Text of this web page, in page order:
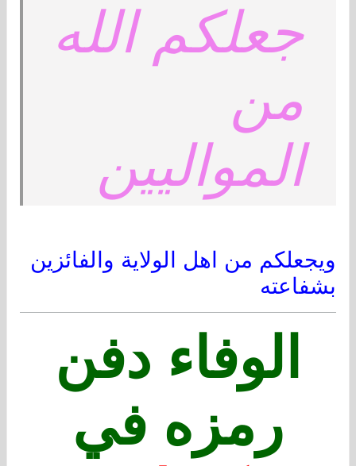
جعلكم الله
من
المواليين
ويجعلكم من اهل الولاية والفائزين
بشفاعته
الوفاء دفن
رمزه في